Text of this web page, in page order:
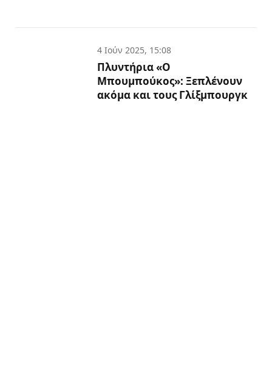
4 Ιούν 2025, 15:08
Πλυντήρια «Ο
Μπουμπούκος»: Ξεπλένουν
ακόμα και τους Γλίξμπουργκ